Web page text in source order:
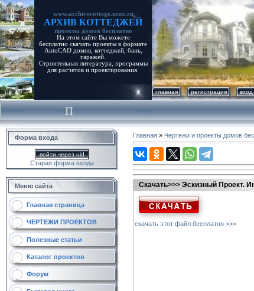
www.archivecottege.ucoz.ru
АРХИВ КОТТЕДЖЕЙ
проекты домов бесплатно
На этом сайте Вы можете
бесплатно скачать проекты в формате
AutoCAD домов, коттеджей, бань,
гаражей.
Строительная литература, программы
для расчетов и проектирования.
главная регистрация вход
Форма входа
войти через uid
Старая форма входа
Меню сайта
Главная страница
ЧЕРТЕЖИ ПРОЕКТОВ
Полезные статьи
Каталог проектов
Форум
Главная » Чертежи и проекты домов
Скачать>>> Эскизный Проект.
скачать этот файл бесплатно >>>